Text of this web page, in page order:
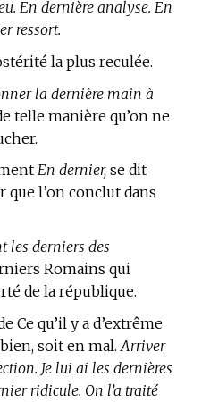
En dernière analyse. En
ressort.
la plus reculée.
la dernière main à
telle manière qu’on ne
En dernier, se dit
l’on conclut dans
les derniers des
Romains qui
de la république.
Ce qu’il y a d’extrême
soit en mal. Arriver
Je lui ai les dernières
ridicule. On l’a traité